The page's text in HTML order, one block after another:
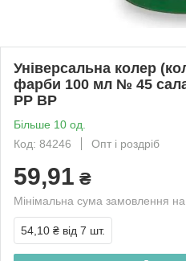
Універсальна колер
фарби 100 мл № 45
PP BP
Більше 10 од.
Код: 84246
Опт і роздріб
59,91 ₴
Мінімальна сума замовлення
54,10 ₴ від 7 шт.